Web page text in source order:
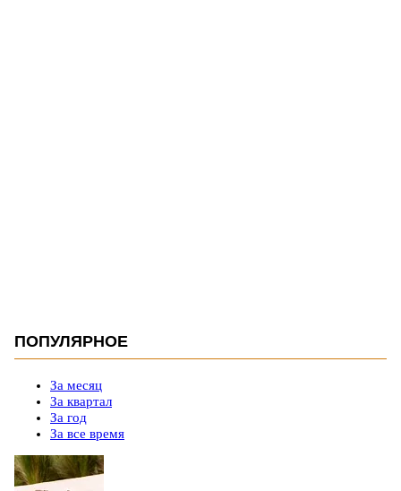
ПОПУЛЯРНОЕ
За месяц
За квартал
За год
За все время